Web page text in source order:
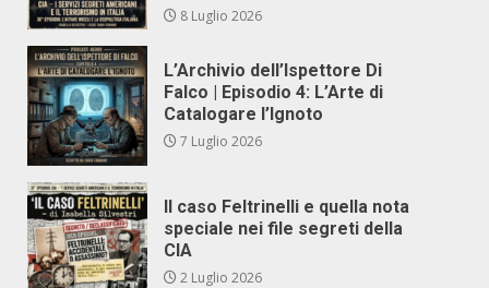
8 Luglio 2026
L’Archivio dell’Ispettore Di
Falco | Episodio 4: L’Arte di
Catalogare l’Ignoto
7 Luglio 2026
Il caso Feltrinelli e quella nota
speciale nei file segreti della
CIA
2 Luglio 2026